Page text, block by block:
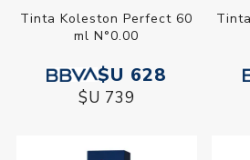
Tinta Koleston Perfect 60
ml N°0.00
$U 628
$U 739